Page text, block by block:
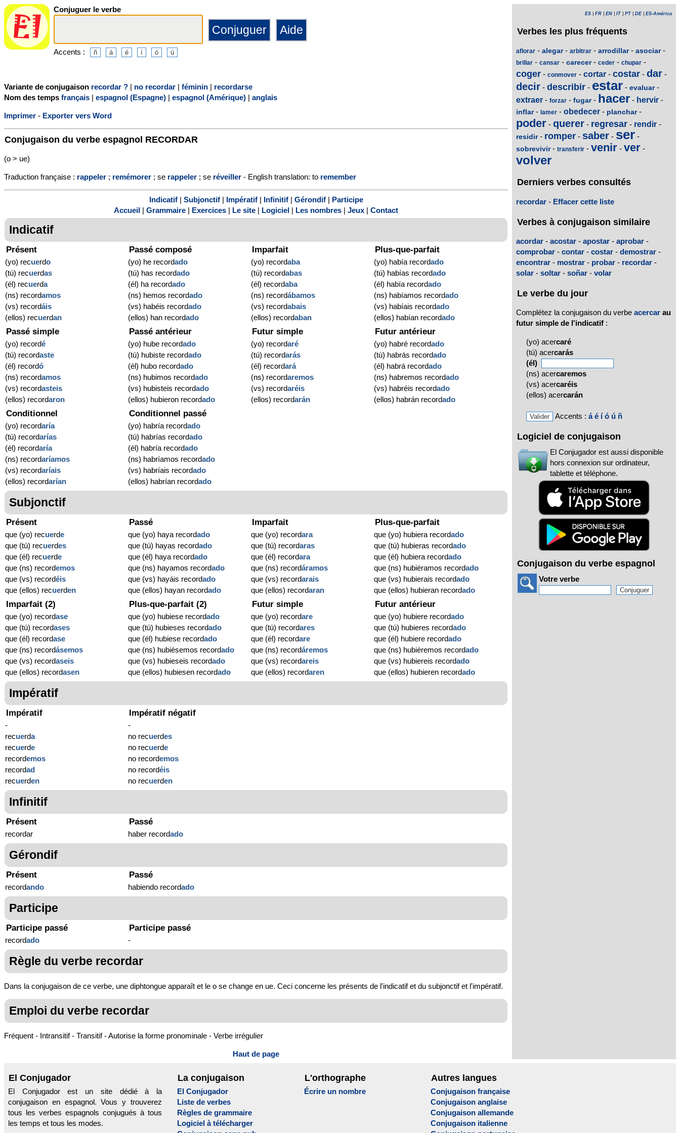
Conjuguer le verbe
Accents :
Variante de conjugaison recordar ? | no recordar | féminin | recordarse
Nom des temps français | espagnol (Espagne) | espagnol (Amérique) | anglais
Imprimer - Exporter vers Word
Conjugaison du verbe espagnol RECORDAR
(o > ue)
Traduction française : rappeler ; remémorer ; se rappeler ; se réveiller - English translation: to remember
Indicatif| Subjonctif| Impératif| Infinitif| Gérondif| Participe
Accueil | Grammaire | Exercices | Le site | Logiciel | Les nombres | Jeux | Contact
Indicatif
Présent
(yo) recuerdo
(tú) recuerdas
(él) recuerda
(ns) recordamos
(vs) recordáis
(ellos) recuerdan
Passé composé
(yo) he recordado
(tú) has recordado
(él) ha recordado
(ns) hemos recordado
(vs) habéis recordado
(ellos) han recordado
Imparfait
(yo) recordaba
(tú) recordabas
(él) recordaba
(ns) recordábamos
(vs) recordabais
(ellos) recordaban
Plus-que-parfait
(yo) había recordado
(tú) habías recordado
(él) había recordado
(ns) habíamos recordado
(vs) habíais recordado
(ellos) habían recordado
Passé simple
(yo) recordé
(tú) recordaste
(él) recordó
(ns) recordamos
(vs) recordasteis
(ellos) recordaron
Passé antérieur
(yo) hube recordado
(tú) hubiste recordado
(él) hubo recordado
(ns) hubimos recordado
(vs) hubisteis recordado
(ellos) hubieron recordado
Futur simple
(yo) recordaré
(tú) recordarás
(él) recordará
(ns) recordaremos
(vs) recordaréis
(ellos) recordarán
Futur antérieur
(yo) habré recordado
(tú) habrás recordado
(él) habrá recordado
(ns) habremos recordado
(vs) habréis recordado
(ellos) habrán recordado
Conditionnel
(yo) recordaría
(tú) recordarías
(él) recordaría
(ns) recordaríamos
(vs) recordaríais
(ellos) recordarían
Conditionnel passé
(yo) habría recordado
(tú) habrías recordado
(él) habría recordado
(ns) habríamos recordado
(vs) habríais recordado
(ellos) habrían recordado
Subjonctif
Présent
que (yo) recuerde
que (tú) recuerdes
que (él) recuerde
que (ns) recordemos
que (vs) recordéis
que (ellos) recuerden
Passé
que (yo) haya recordado
que (tú) hayas recordado
que (él) haya recordado
que (ns) hayamos recordado
que (vs) hayáis recordado
que (ellos) hayan recordado
Imparfait
que (yo) recordara
que (tú) recordaras
que (él) recordara
que (ns) recordáramos
que (vs) recordarais
que (ellos) recordaran
Plus-que-parfait
que (yo) hubiera recordado
que (tú) hubieras recordado
que (él) hubiera recordado
que (ns) hubiéramos recordado
que (vs) hubierais recordado
que (ellos) hubieran recordado
Imparfait (2)
que (yo) recordase
que (tú) recordases
que (él) recordase
que (ns) recordásemos
que (vs) recordaseis
que (ellos) recordasen
Plus-que-parfait (2)
que (yo) hubiese recordado
que (tú) hubieses recordado
que (él) hubiese recordado
que (ns) hubiésemos recordado
que (vs) hubieseis recordado
que (ellos) hubiesen recordado
Futur simple
que (yo) recordare
que (tú) recordares
que (él) recordare
que (ns) recordáremos
que (vs) recordareis
que (ellos) recordaren
Futur antérieur
que (yo) hubiere recordado
que (tú) hubieres recordado
que (él) hubiere recordado
que (ns) hubiéremos recordado
que (vs) hubiereis recordado
que (ellos) hubieren recordado
Impératif
Impératif
-
recuerda
recuerde
recordemos
recordad
recuerden
Impératif négatif
-
no recuerdes
no recuerde
no recordemos
no recordéis
no recuerden
Infinitif
Présent
recordar
Passé
haber recordado
Gérondif
Présent
recordando
Passé
habiendo recordado
Participe
Participe passé
recordado
Participe passé
-
Règle du verbe recordar
Dans la conjugaison de ce verbe, une diphtongue apparaît et le o se change en ue. Ceci concerne les présents de l'indicatif et du subjonctif et l'impératif.
Emploi du verbe recordar
Fréquent - Intransitif - Transitif - Autorise la forme pronominale - Verbe irrégulier
Haut de page
ES FR EN IT PT DE| ES-América
Verbes les plus fréquents
aflorar - alegar- arbitrar - arrodillar- asociar-
brillar - cansar - carecer- ceder - chupar -
coger - conmover - cortar - costar - dar -
decir - describir - estar - evaluar-
extraer - forzar - fugar- hacer - hervir -
inflar- lamer - obedecer - planchar-
poder - querer - regresar - rendir -
residir- romper - saber - ser -
sobrevivir- transferir - venir - ver -
volver
Derniers verbes consultés
recordar - Effacer cette liste
Verbes à conjugaison similaire
acordar - acostar - apostar - aprobar -
comprobar - contar - costar - demostrar -
encontrar - mostrar - probar - recordar -
solar - soltar - soñar - volar
Le verbe du jour
Complétez la conjugaison du verbe acercar au
futur simple de l'indicatif :
(yo) acercaré
(tú) acercarás
(él)
(ns) acercaremos
(vs) acercaréis
(ellos) acercarán
Accents : á é í ó ú ñ
Logiciel de conjugaison
El Conjugador est aussi disponible
hors connexion sur ordinateur,
tablette et téléphone.
Conjugaison du verbe espagnol
Votre verbe
El Conjugador
El Conjugador est un site dédié à la
conjugaison en espagnol. Vous y trouverez
tous les verbes espagnols conjugués à tous
les temps et tous les modes.
La conjugaison
El Conjugador
Liste de verbes
Règles de grammaire
Logiciel à télécharger
L'orthographe
Écrire un nombre
Autres langues
Conjugaison française
Conjugaison anglaise
Conjugaison allemande
Conjugaison italienne